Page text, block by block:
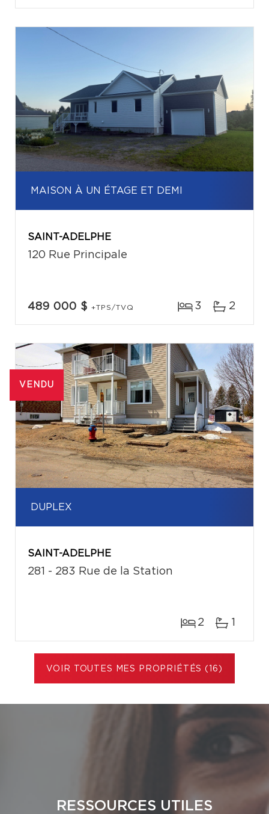
MAISON À UN ÉTAGE ET DEMI
SAINT-ADELPHE
120 Rue Principale
489 000 $ +TPS/TVQ 3 2
VENDU
DUPLEX
SAINT-ADELPHE
281 - 283 Rue de la Station
2 1
VOIR TOUTES MES PROPRIÉTÉS (16)
RESSOURCES UTILES